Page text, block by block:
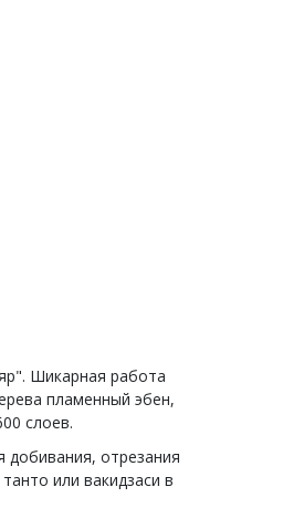
Шикарная работа
пламенный эбен,
слоев.
добивания, отрезания
или вакидзаси в